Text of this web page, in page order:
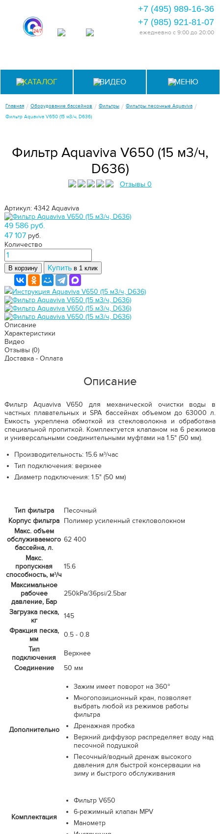
+7 (495) 989-16-36
+7 (985) 921-81-07
ежедневно с 9:00 до 20:00
КАТАЛОГ ВИДЕО МЕНЮ
Главная / Оборудование бассейнов / Фильтры / Фильтры песочные Aquaviva /
Фильтр Aquaviva V650 (15 м3/ч, D636)
Фильтр Aquaviva V650 (15 м3/ч,
D636)
Отзывы 0
Артикул: 4342 Aquaviva
49 586 руб.
47 107 руб.
Количество
В корзину Купить в 1 клик
Инструкция Aquaviva V650 (15 м3/ч, D636)
Описание
Характеристики
Видео
Отзывы (0)
Доставка - Оплата
Описание
Фильтр Aquaviva V650 для механической очистки воды в
частных плавательных и SPA бассейнах объемом до 63000 л.
Емкость укреплена обмоткой из стекловолокна и обработана
специальной пропиткой. Комплектуется клапаном на 6 режимов
и универсальными соединительными муфтами на 1.5" (50 мм).
Производительность: 15.6 м³/час
Тип подключения: верхнее
Диаметр подключения: 1.5" (50 мм)
Тип фильтра
Песочный
Корпус фильтра Полимер усиленный стекловолокном
Макс. объем
обслуживаемого
бассейна, л.
62 400
Макс.
пропускная
способность, м³/ч
15.6
Максимальное
рабочее
давление, Бар
250kPa/36psi/2.5bar
Загрузка песка,
кг
145
Фракция песка,
мм
0.5 - 0.8
Тип
подключения
Верхнее
Соединение
50 мм
Дополнительно
Зажим имеет поворот на 360°
Многопозиционный кран, позволяет
выбрать любой из режимов работы
фильтра
Дренажная пробка
Верхний диффузор распределяет воду над
песочной подушкой
Песочный/водный дренаж высокого
давления для быстрой консервации на
зиму и быстрого обслуживания
Комплектация
Фильтр V650
6-режимный клапан MPV
Манометр